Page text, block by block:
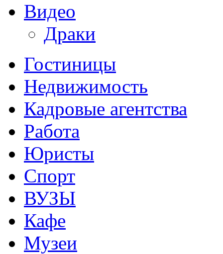
Видео
Драки
Гостиницы
Недвижимость
Кадровые агентства
Работа
Юристы
Спорт
ВУЗЫ
Кафе
Музеи